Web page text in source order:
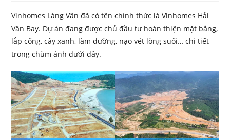
Vinhomes Làng Vân đã có tên chính thức là Vinhomes Hải
Vân Bay. Dự án đang được chủ đầu tư hoàn thiện mặt bằng,
lắp cống, cây xanh, làm đường, nạo vét lòng suối… chi tiết
trong chùm ảnh dưới đây.